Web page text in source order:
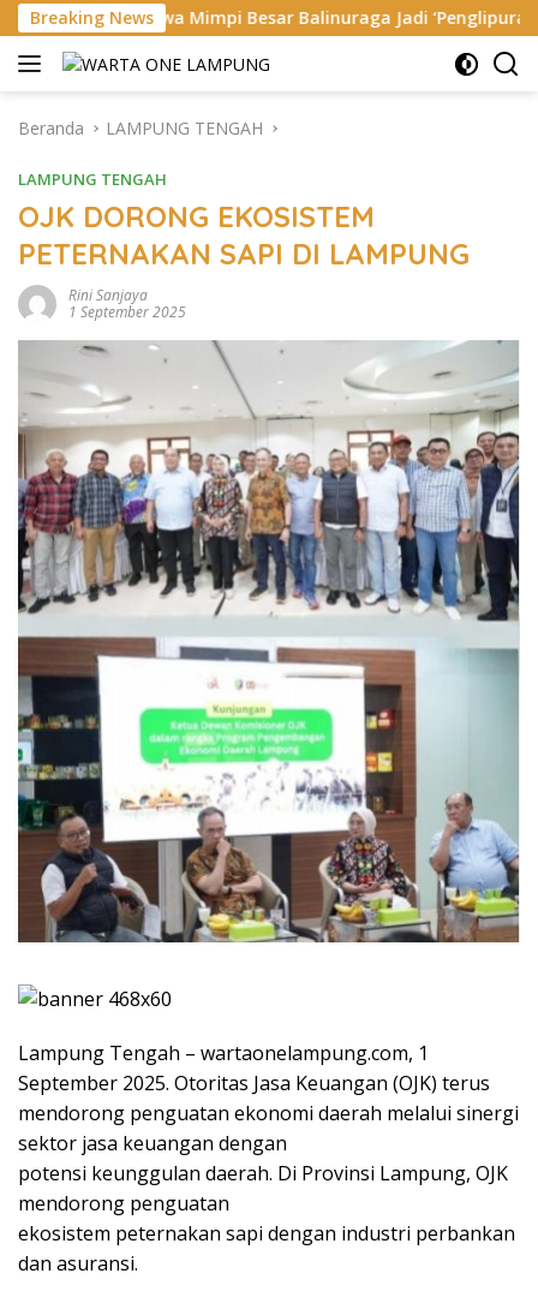
Langsung
ke
konten
Breaking News
Besar Balinuraga Jadi ‘Penglipuran’ Kedua pada 2027
Beranda LAMPUNG TENGAH
LAMPUNG TENGAH
OJK DORONG EKOSISTEM
PETERNAKAN SAPI DI LAMPUNG
Rini Sanjaya
1 September 2025
Lampung Tengah – wartaonelampung.com, 1
September 2025. Otoritas Jasa Keuangan (OJK) terus
mendorong penguatan ekonomi daerah melalui sinergi
sektor jasa keuangan dengan
potensi keunggulan daerah. Di Provinsi Lampung, OJK
mendorong penguatan
ekosistem peternakan sapi dengan industri perbankan
dan asuransi.